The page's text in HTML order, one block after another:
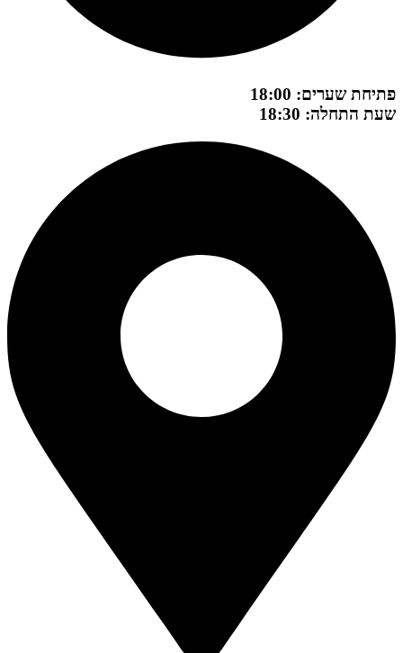
פתיחת שערים: 18:00
שעת התחלה: 18:30